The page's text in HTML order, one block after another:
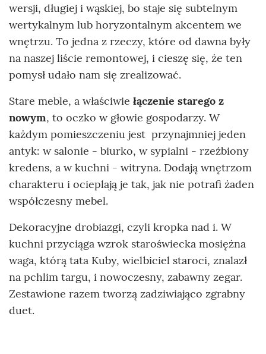
wersji, długiej i wąskiej, bo staje się subtelnym
wertykalnym lub horyzontalnym akcentem we
wnętrzu. To jedna z rzeczy, które od dawna były
na naszej liście remontowej, i cieszę się, że ten
pomysł udało nam się zrealizować.
Stare meble, a właściwie łączenie starego z
nowym, to oczko w głowie gospodarzy. W
każdym pomieszczeniu jest przynajmniej jeden
antyk: w salonie - biurko, w sypialni - rzeźbiony
kredens, a w kuchni - witryna. Dodają wnętrzom
charakteru i ocieplają je tak, jak nie potrafi żaden
współczesny mebel.
Dekoracyjne drobiazgi, czyli kropka nad i. W
kuchni przyciąga wzrok staroświecka mosiężna
waga, którą tata Kuby, wielbiciel staroci, znalazł
na pchlim targu, i nowoczesny, zabawny zegar.
Zestawione razem tworzą zadziwiająco zgrabny
duet.